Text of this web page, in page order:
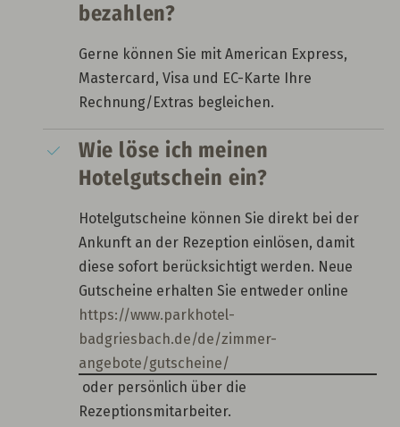
bezahlen?
Gerne können Sie mit American Express,
Mastercard, Visa und EC-Karte Ihre
Rechnung/Extras begleichen.
Wie löse ich meinen
Hotelgutschein ein?
Hotelgutscheine können Sie direkt bei der
Ankunft an der Rezeption einlösen, damit
diese sofort berücksichtigt werden. Neue
Gutscheine erhalten Sie entweder online
https://www.parkhotel-
badgriesbach.de/de/zimmer-
angebote/gutscheine/
oder persönlich über die
Rezeptionsmitarbeiter.